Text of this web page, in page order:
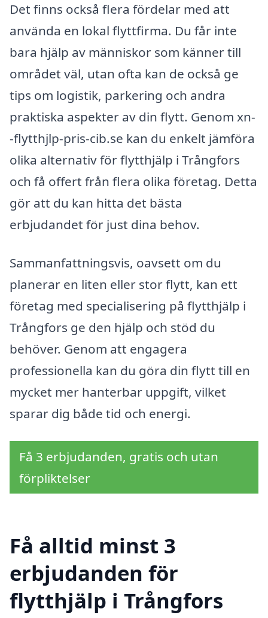
Det finns också flera fördelar med att
använda en lokal flyttfirma. Du får inte
bara hjälp av människor som känner till
området väl, utan ofta kan de också ge
tips om logistik, parkering och andra
praktiska aspekter av din flytt. Genom xn-
-flytthjlp-pris-cib.se kan du enkelt jämföra
olika alternativ för flytthjälp i Trångfors
och få offert från flera olika företag. Detta
gör att du kan hitta det bästa
erbjudandet för just dina behov.
Sammanfattningsvis, oavsett om du
planerar en liten eller stor flytt, kan ett
företag med specialisering på flytthjälp i
Trångfors ge den hjälp och stöd du
behöver. Genom att engagera
professionella kan du göra din flytt till en
mycket mer hanterbar uppgift, vilket
sparar dig både tid och energi.
Få 3 erbjudanden, gratis och utan
förpliktelser
Få alltid minst 3
erbjudanden för
flytthjälp i Trångfors